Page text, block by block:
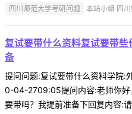
四川师范大学考研问题 本站小编 四
复试要带什么资料复试要带
备
提问问题:复试要带什么资料学院
0-04-2709:05提问内容:老师你好
要带吗？我提前准备下回复内容: